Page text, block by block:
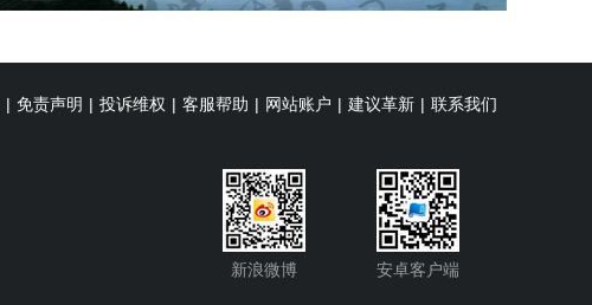
| 免责声明 | 投诉维权 | 客服帮助 | 网站账户 | 建议革新 | 联系我们
新浪微博 安卓客户端